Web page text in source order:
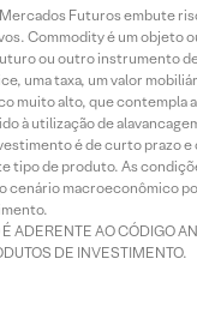
Futuros embute
Commodity é um objeto
ou outro instrumento
uma taxa, um valor
muito alto, que contempla
à utilização de
é de curto prazo
tipo de produto. As
cenário macroeconômico
ADERENTE AO CÓDIGO
DE INVESTIMENTO.